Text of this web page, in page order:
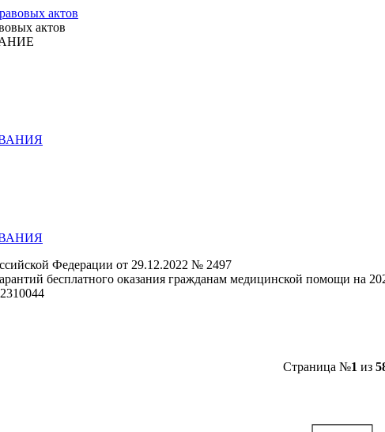
актов
Федерации от 29.12.2022 № 2497
бесплатного оказания гражданам медицинской помощи на
Страница №1 из